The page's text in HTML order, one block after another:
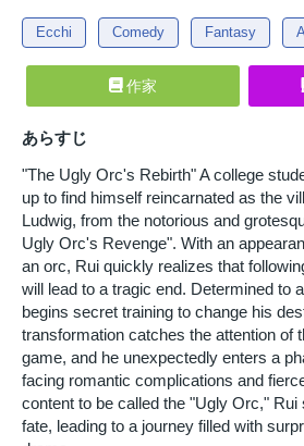
Ecchi Comedy Fantasy
作家
あらすじ
"The Ugly Orc's Rebirth" A college
up to find himself reincarnated as the
Ludwig, from the notorious and
Ugly Orc's Revenge". With an
an orc, Rui quickly realizes that
will lead to a tragic end. Determined to
begins secret training to change his
transformation catches the attention of
game, and he unexpectedly enters a
facing romantic complications and
content to be called the "Ugly Orc," Rui
fate, leading to a journey filled with